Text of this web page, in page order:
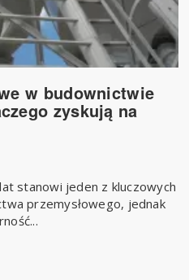
w budownictwie
zyskują na
stanowi jeden z kluczowych
przemysłowego, jednak